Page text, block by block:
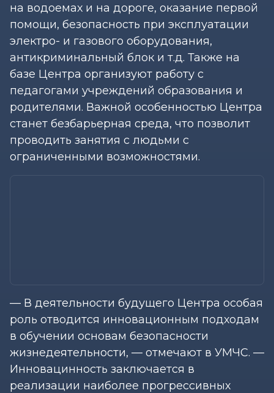
на водоемах и на дороге, оказание первой
помощи, безопасность при эксплуатации
электро- и газового оборудования,
антикриминальный блок и т.д. Также на
базе Центра организуют работу с
педагогами учреждений образования и
родителями. Важной особенностью Центра
станет безбарьерная среда, что позволит
проводить занятия с людьми с
ограниченными возможностями.
— В деятельности будущего Центра особая
роль отводится инновационным подходам
в обучении основам безопасности
жизнедеятельности, — отмечают в УМЧС. —
Инновацинность заключается в
реализации наиболее прогрессивных